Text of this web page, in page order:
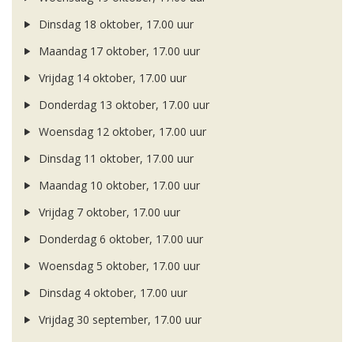
Dinsdag 18 oktober, 17.00 uur
Maandag 17 oktober, 17.00 uur
Vrijdag 14 oktober, 17.00 uur
Donderdag 13 oktober, 17.00 uur
Woensdag 12 oktober, 17.00 uur
Dinsdag 11 oktober, 17.00 uur
Maandag 10 oktober, 17.00 uur
Vrijdag 7 oktober, 17.00 uur
Donderdag 6 oktober, 17.00 uur
Woensdag 5 oktober, 17.00 uur
Dinsdag 4 oktober, 17.00 uur
Vrijdag 30 september, 17.00 uur